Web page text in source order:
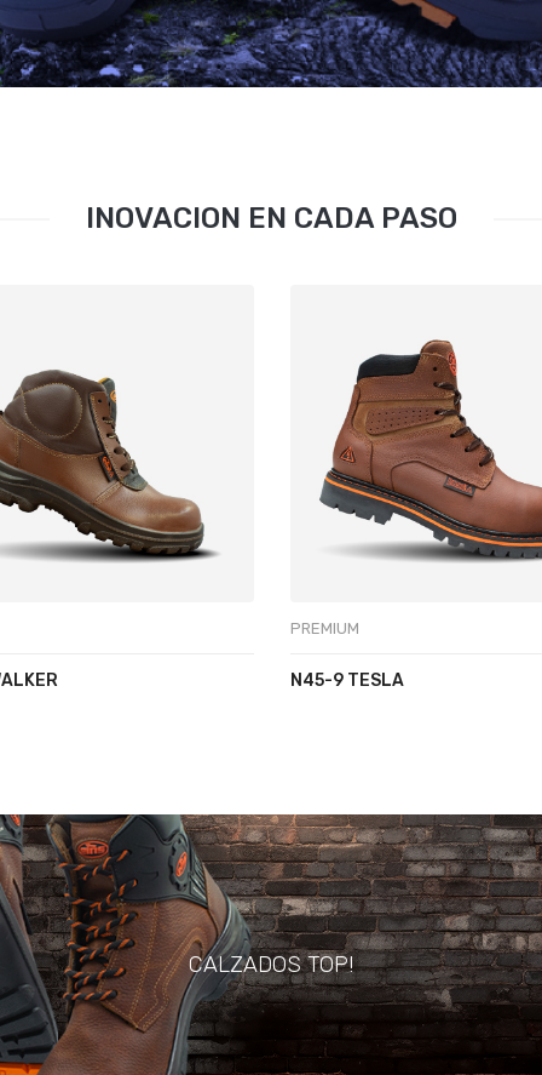
INOVACION EN CADA PASO
PREMIUM
N45-9 TESLA
CALZADOS TOP!